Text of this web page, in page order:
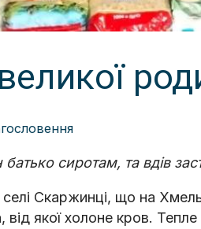
батько сиротам, та вдів
Скаржинці, що на
від якої холоне кров.